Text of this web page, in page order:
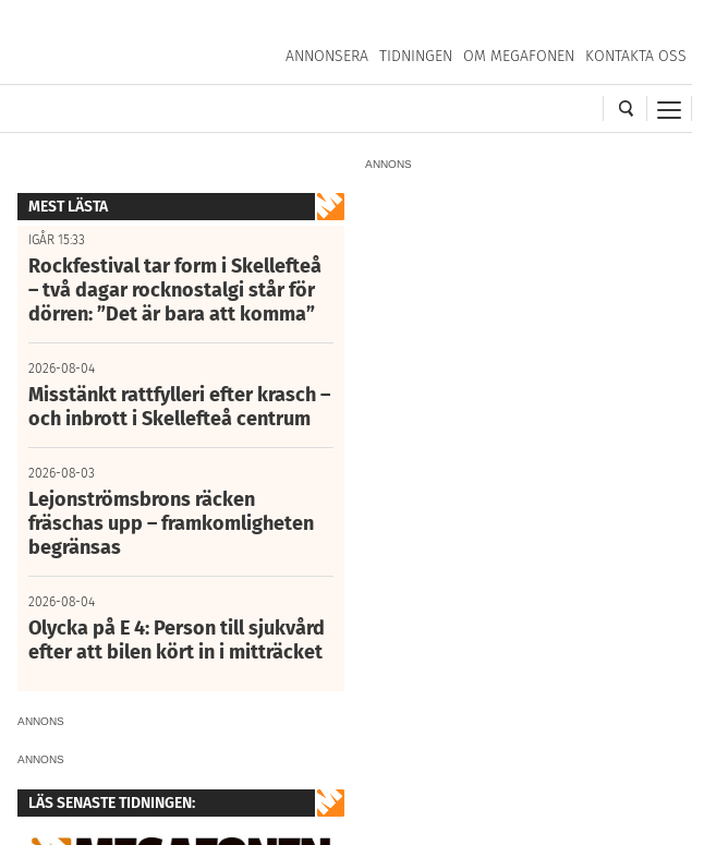
ANNONSERA TIDNINGEN OM MEGAFONEN KONTAKTA OSS
ANNONS
MEST LÄSTA
IGÅR 15:33
Rockfestival tar form i Skellefteå
– två dagar rocknostalgi står för
dörren: ”Det är bara att komma”
2026-08-04
Misstänkt rattfylleri efter krasch –
och inbrott i Skellefteå centrum
2026-08-03
Lejonströmsbrons räcken
fräschas upp – framkomligheten
begränsas
2026-08-04
Olycka på E 4: Person till sjukvård
efter att bilen kört in i mitträcket
ANNONS
ANNONS
LÄS SENASTE TIDNINGEN: